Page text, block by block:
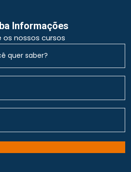
Informações
os nossos cursos